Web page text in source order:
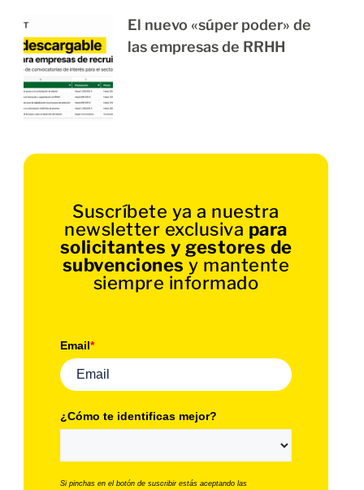
El nuevo «súper poder» de
las empresas de RRHH
Suscríbete ya a nuestra
newsletter exclusiva para
solicitantes y gestores de
subvenciones y mantente
siempre informado
Email*
¿Cómo te identificas mejor?
Si pinchas en el botón de suscribir estás aceptando las